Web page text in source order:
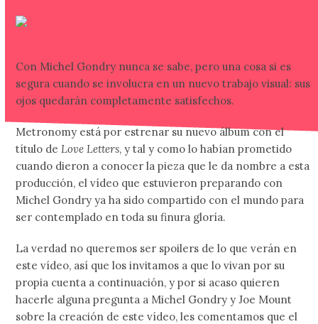
Con Michel Gondry nunca se sabe, pero una cosa si es
segura cuando se involucra en un nuevo trabajo visual: sus
ojos quedarán completamente satisfechos.
Metronomy está por estrenar su nuevo álbum con el
título deLove Letters, y tal y como lo habían prometido
cuando dieron a conocer la pieza que le da nombre a esta
producción, el vídeo que estuvieron preparando con
Michel Gondry ya ha sido compartido con el mundo para
ser contemplado en toda su finura gloría.
La verdad no queremos ser spoilers de lo que verán en
este vídeo, así que los invitamos a que lo vivan por su
propia cuenta a continuación, y por si acaso quieren
hacerle alguna pregunta a Michel Gondry y Joe Mount
sobre la creación de este vídeo, les comentamos que el